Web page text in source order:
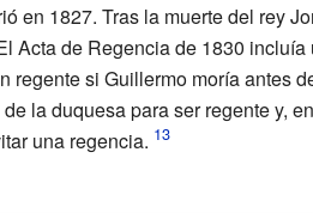
en 1827. Tras la muerte del rey
Acta de Regencia de 1830
si Guillermo moría antes
la duquesa para ser regente y,
una regencia.